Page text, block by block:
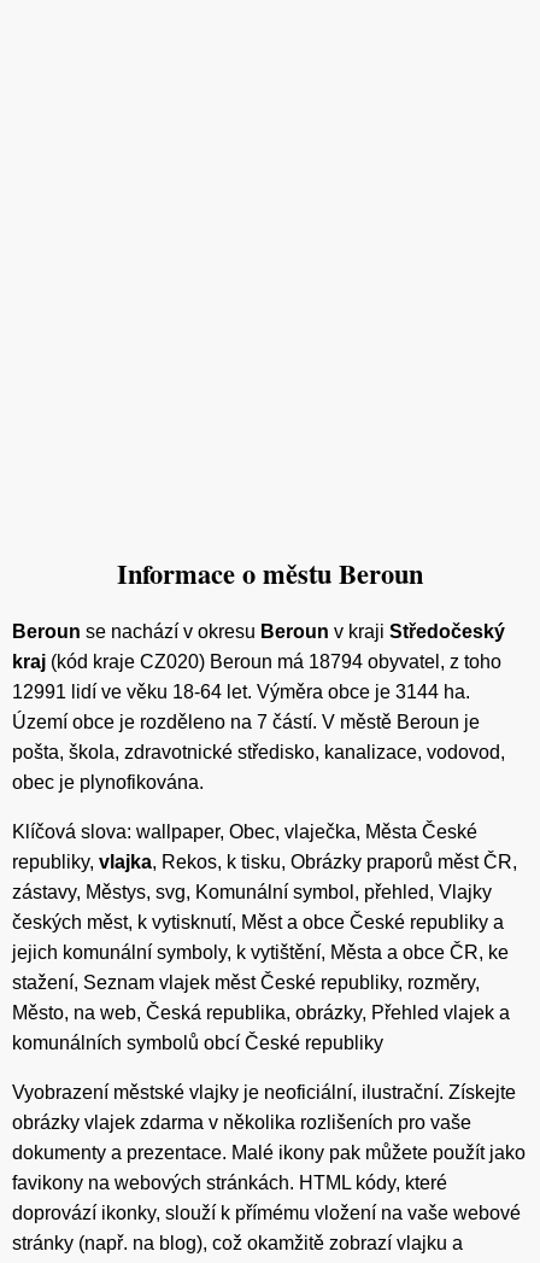
Informace o městu Beroun
Beroun se nachází v okresu Beroun v kraji Středočeský
kraj (kód kraje CZ020) Beroun má 18794 obyvatel, z toho
12991 lidí ve věku 18-64 let. Výměra obce je 3144 ha.
Území obce je rozděleno na 7 částí. V městě Beroun je
pošta, škola, zdravotnické středisko, kanalizace, vodovod,
obec je plynofikována.
Klíčová slova: wallpaper, Obec, vlaječka, Města České
republiky, vlajka, Rekos, k tisku, Obrázky praporů měst ČR,
zástavy, Městys, svg, Komunální symbol, přehled, Vlajky
českých měst, k vytisknutí, Měst a obce České republiky a
jejich komunální symboly, k vytištění, Města a obce ČR, ke
stažení, Seznam vlajek měst České republiky, rozměry,
Město, na web, Česká republika, obrázky, Přehled vlajek a
komunálních symbolů obcí České republiky
Vyobrazení městské vlajky je neoficiální, ilustrační. Získejte
obrázky vlajek zdarma v několika rozlišeních pro vaše
dokumenty a prezentace. Malé ikony pak můžete použít jako
favikony na webových stránkách. HTML kódy, které
doprovází ikonky, slouží k přímému vložení na vaše webové
stránky (např. na blog), což okamžitě zobrazí vlajku a